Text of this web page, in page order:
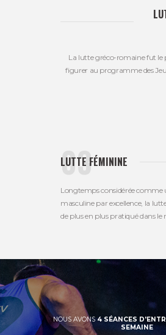
La lutte gréco-romaine fut le
figurer au programme des
LUTTE FÉMININE
Longtemps considérée comme
masculine par excellence, la
de plus en plus pratiqué dans le
NOUS AVONS4 SÉANCES
SEMAINE